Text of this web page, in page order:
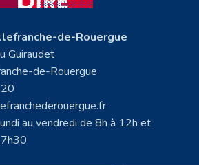
de-Rouergue
Guiraudet
de-Rouergue
au vendredi de 8h à 12h et